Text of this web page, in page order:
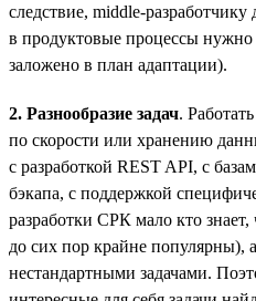
следствие, middle-
в продуктовые процессы нужно
заложено в план адаптации).
2. Разнообразие задач.
по скорости или хранению
с разработкой REST API, с
бэкапа, с поддержкой
разработки СРК мало кто
до сих пор крайне популярны),
нестандартными задачами.